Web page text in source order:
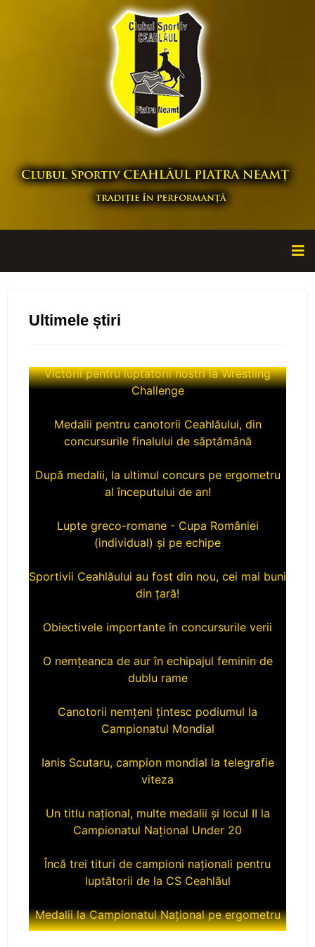
Ultimele știri
Challenge
concursurile finalului de săptămână
al începutului de an!
(individual) și pe echipe
din țară!
dublu rame
Campionatul Mondial
viteza
Campionatul Național Under 20
luptătorii de la CS Ceahlăul